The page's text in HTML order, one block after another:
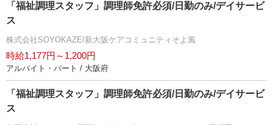
「福祉調理スタッフ」調理師免許必須/日勤のみ/デイサービ
ス
株式会社SOYOKAZE/新大阪ケアコミュニティそよ風
時給1,177円～1,200円
アルバイト・パート / 大阪府
「福祉調理スタッフ」調理師免許必須/日勤のみ/デイサービ
ス